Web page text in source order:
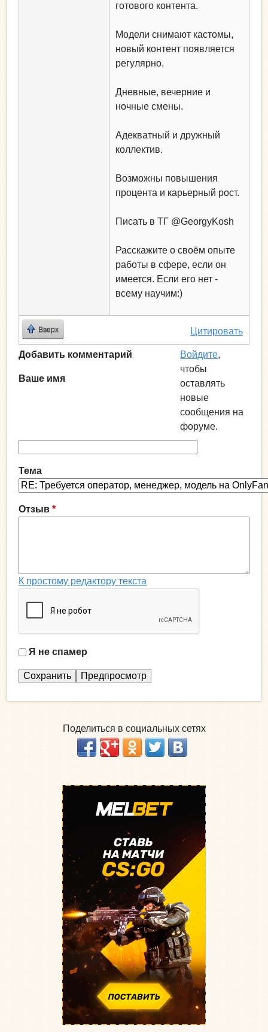
готового контента.
Модели снимают кастомы,
новый контент появляется
регулярно.
Дневные, вечерние и
ночные смены.
Адекватный и дружный
коллектив.
Возможны повышения
процента и карьерный рост.
Писать в ТГ @GeorgyKosh
Расскажите о своём опыте
работы в сфере, если он
имеется. Если его нет -
всему научим:)
Вверх Цитировать
Войдите,
чтобы
оставлять
новые
сообщения на
форуме.
Добавить комментарий
Ваше имя
Тема
Отзыв *
К простому редактору текста
с
Я не спамер
Поделиться в социальных сетях